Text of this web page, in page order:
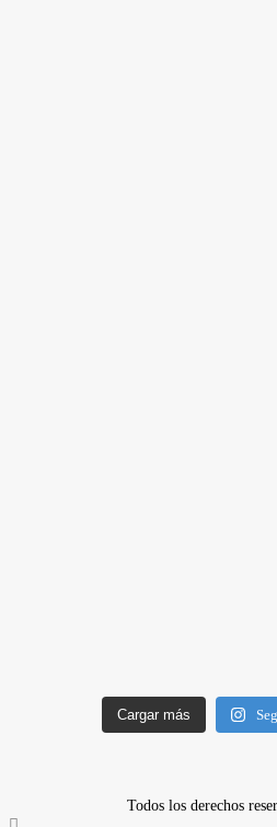
Cargar más
Todos los derechos